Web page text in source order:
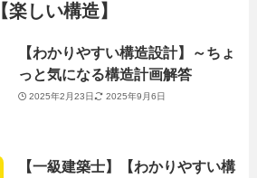
【楽しい構造】
【わかりやすい構造設計】～ちょ
っと気になる構造計画解答
2025年2月23日 2025年9月6日
【一級建築士】【わかりやすい構